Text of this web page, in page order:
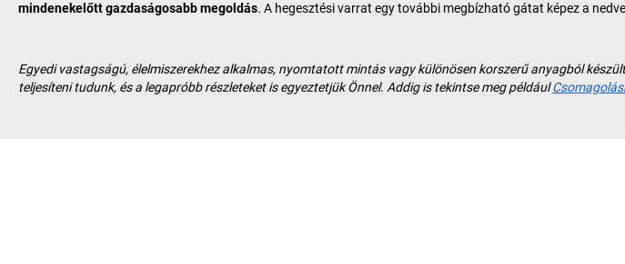
mindenekelőtt gazdaságosabb megoldás. A hegesztési varrat egy további megbízható gátat képez a
Egyedi vastagságú, élelmiszerekhez alkalmas, nyomtatott mintás vagy különösen korszerű anyagból
teljesíteni tudunk, és a legapróbb részleteket is egyeztetjük Önnel. Addig is tekintse meg például